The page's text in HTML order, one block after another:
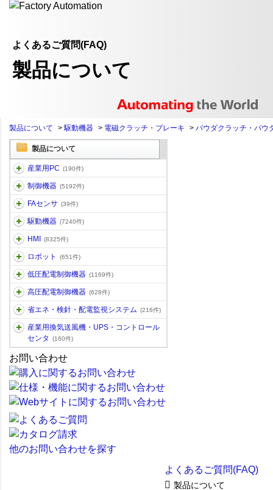
よくあるご質問(FAQ)
製品について
製品について >駆動機器 > 電磁クラッチ・ブレーキ > パウダクラッチ・パウ
製品について
産業用PC (190件)
制御機器 (5192件)
FAセンサ (39件)
駆動機器 (7240件)
HMI (8325件)
ロボット (651件)
低圧配電制御機器 (1169件)
高圧配電制御機器 (628件)
省エネ・検針・配電監視システム (216件)
産業用換気送風機・UPS・コントロール
センタ
(160件)
お問い合わせ
他のお問い合わせを探す
よくあるご質問(FAQ)
製品について